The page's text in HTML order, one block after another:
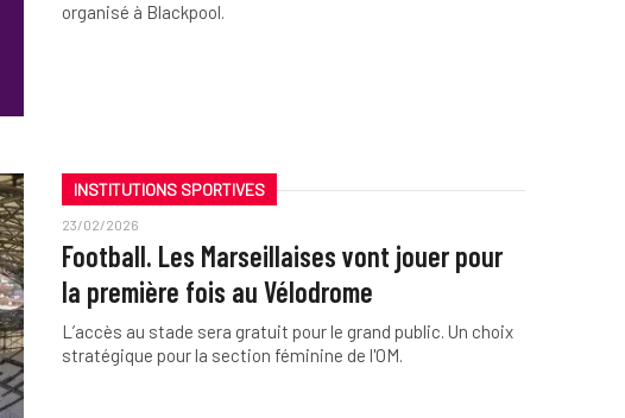
organisé à Blackpool.
INSTITUTIONS SPORTIVES
23/02/2026
Football. Les Marseillaises vont jouer pour
la première fois au Vélodrome
L’accès au stade sera gratuit pour le grand public. Un choix
stratégique pour la section féminine de l'OM.